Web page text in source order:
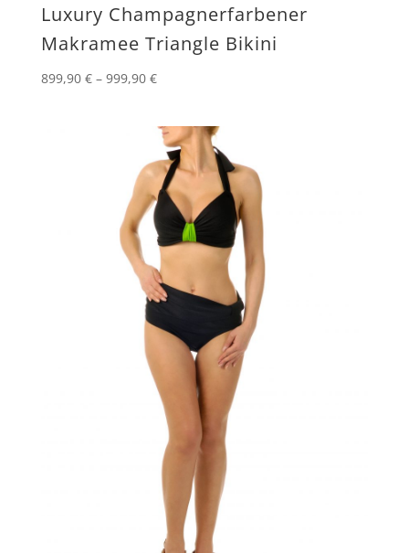
Luxury Champagnerfarbener
Makramee Triangle Bikini
899,90 €– 999,90 €